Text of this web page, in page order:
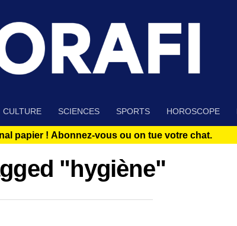
CULTURE SCIENCES SPORTS HOROSCOPE
papier ! Abonnez-vous ou on tue votre chat.
"hygiène"